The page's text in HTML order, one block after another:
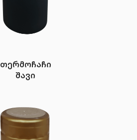
თერმოჩაჩი
შავი